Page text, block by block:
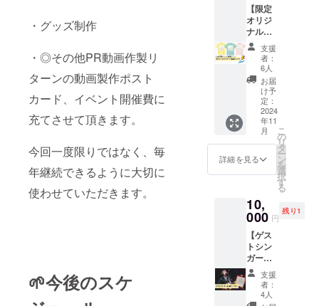
・グッズ制作
・◎その他PR動画作製リ
ターンの動画製作ポスト
カード、イベント開催費に
充てさせて頂きます。
今回一度限りではなく、毎
年継続できるように大切に
使わせていただきます。
🌱今後のスケ
のバリ
アフ
リー、
三田か
ら広め
ましょ
う！！
年6月ま
で
で
動拠点
は神戸
で、関
西圏を
中心に
ライブ
ハウ
ス・路
上・イ
ベント
など精
力的に
活動
中。 2
携わっ
てお
コース
ティッ
クギ
ター&
ベース
を弾き
ベント
「ピア
ノ解体
ショー
！」 あ
なたの
お家の
ピアノ
を実際
に解体
しなが
らピア
ノの歴
史や音
ましょ
う！ い
ろいろ
なピア
ノに関
する裏
話も
きっと
勉強に
【限定
オリジ
ナル
グッズ
新色追
加！】
さんだ
とって
おきの
音楽祭
をデザ
インし
たオリ
ジナルT
シャツ
を提供
す。
（商品
の説
明） ・
数量：1
点 ・サ
イズ：
S.M.L
・カ
支援
者：
6人
お届
け予
定：
2024
年11
月
詳細を見る
こ
の
リ
タ
ー
ン
を
選
択
す
る
10,
000 円
残り1
【ゲス
トシン
ガー応
援コー
ス】 ゲ
ストシ
ンガー
支援
者：
4人